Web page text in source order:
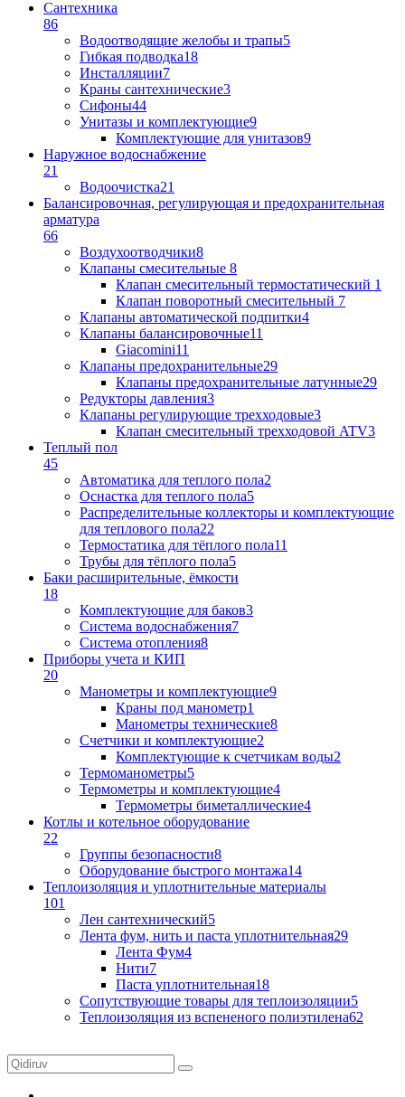
Сантехника
86
Водоотводящие желобы и трапы5
Гибкая подводка18
Инсталляции7
Краны сантехнические3
Сифоны44
Унитазы и комплектующие9
Комплектующие для унитазов9
Наружное водоснабжение
21
Водоочистка21
Балансировочная, регулирующая и предохранительная
арматура
66
Воздухоотводчики8
Клапаны cмесительные 8
Клапан cмесительный термостатический 1
Клапан поворотный cмесительный 7
Клапаны автоматической подпитки4
Клапаны балансировочные11
Giacomini11
Клапаны предохранительные29
Клапаны предохранительные латунные29
Редукторы давления3
Клапаны регулирующие трехходовые3
Клапан смесительный трехходовой ATV3
Теплый пол
45
Автоматика для теплого пола2
Оснастка для теплого пола5
Распределительные коллекторы и комплектующие
для теплового пола22
Термостатика для тёплого пола11
Трубы для тёплого пола5
Баки расширительные, ёмкости
18
Комплектующие для баков3
Система водоснабжения7
Система отопления8
Приборы учета и КИП
20
Манометры и комплектующие9
Краны под манометр1
Манометры технические8
Счетчики и комплектующие2
Комплектующие к счетчикам воды2
Термоманометры5
Термометры и комплектующие4
Термометры биметаллические4
Котлы и котельное оборудование
22
Группы безопасности8
Оборудование быстрого монтажа14
Теплоизоляция и уплотнительные материалы
101
Лен сантехнический5
Лента фум, нить и паста уплотнительная29
Лента Фум4
Нити7
Паста уплотнительная18
Сопутствующие товары для теплоизоляции5
Теплоизоляция из вспененого полиэтилена62